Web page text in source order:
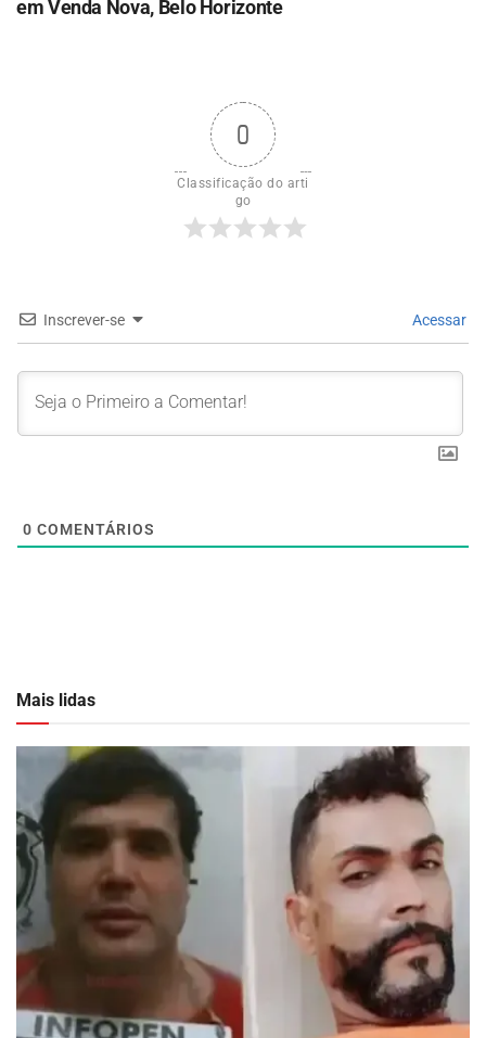
em Venda Nova, Belo Horizonte
0
Classificação do arti
go
Inscrever-se Acessar
0 COMENTÁRIOS
Mais lidas